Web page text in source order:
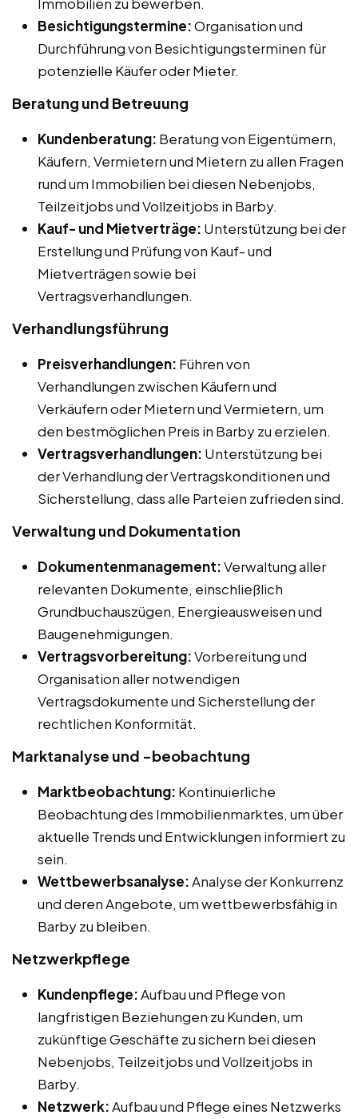
Immobilien zu bewerben.
Besichtigungstermine:Organisation und
Durchführung von Besichtigungsterminen für
potenzielle Käufer oder Mieter.
Beratung und Betreuung
Kundenberatung: Beratung von Eigentümern,
Käufern, Vermietern und Mietern zu allen Fragen
rund um Immobilien bei diesen Nebenjobs,
Teilzeitjobs und Vollzeitjobs in Barby.
Kauf- und Mietverträge: Unterstützung bei der
Erstellung und Prüfung von Kauf- und
Mietverträgen sowie bei
Vertragsverhandlungen.
Verhandlungsführung
Preisverhandlungen: Führen von
Verhandlungen zwischen Käufern und
Verkäufern oder Mietern und Vermietern, um
den bestmöglichen Preis in Barby zu erzielen.
Vertragsverhandlungen: Unterstützung bei
der Verhandlung der Vertragskonditionen und
Sicherstellung, dass alle Parteien zufrieden sind.
Verwaltung und Dokumentation
Dokumentenmanagement:Verwaltung aller
relevanten Dokumente, einschließlich
Grundbuchauszügen, Energieausweisen und
Baugenehmigungen.
Vertragsvorbereitung:Vorbereitung und
Organisation aller notwendigen
Vertragsdokumente und Sicherstellung der
rechtlichen Konformität.
Marktanalyse und -beobachtung
Marktbeobachtung: Kontinuierliche
Beobachtung des Immobilienmarktes, um über
aktuelle Trends und Entwicklungen informiert zu
sein.
Wettbewerbsanalyse:Analyse der Konkurrenz
und deren Angebote, um wettbewerbsfähig in
Barby zu bleiben.
Netzwerkpflege
Kundenpflege:Aufbau und Pflege von
langfristigen Beziehungen zu Kunden, um
zukünftige Geschäfte zu sichern bei diesen
Nebenjobs, Teilzeitjobs und Vollzeitjobs in
Barby.
Netzwerk:Aufbau und Pflege eines Netzwerks